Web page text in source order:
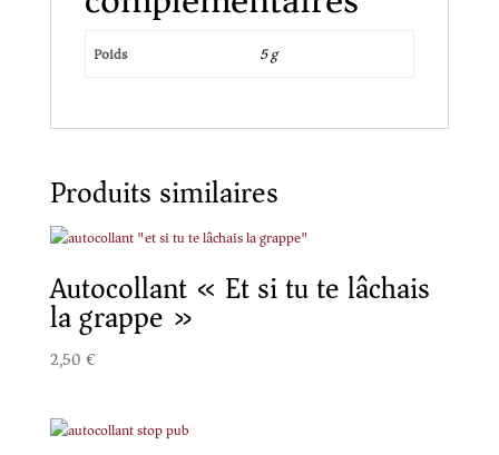
Poids 5 g
Produits similaires
Autocollant « Et si tu te lâchais
la grappe »
2,50 €